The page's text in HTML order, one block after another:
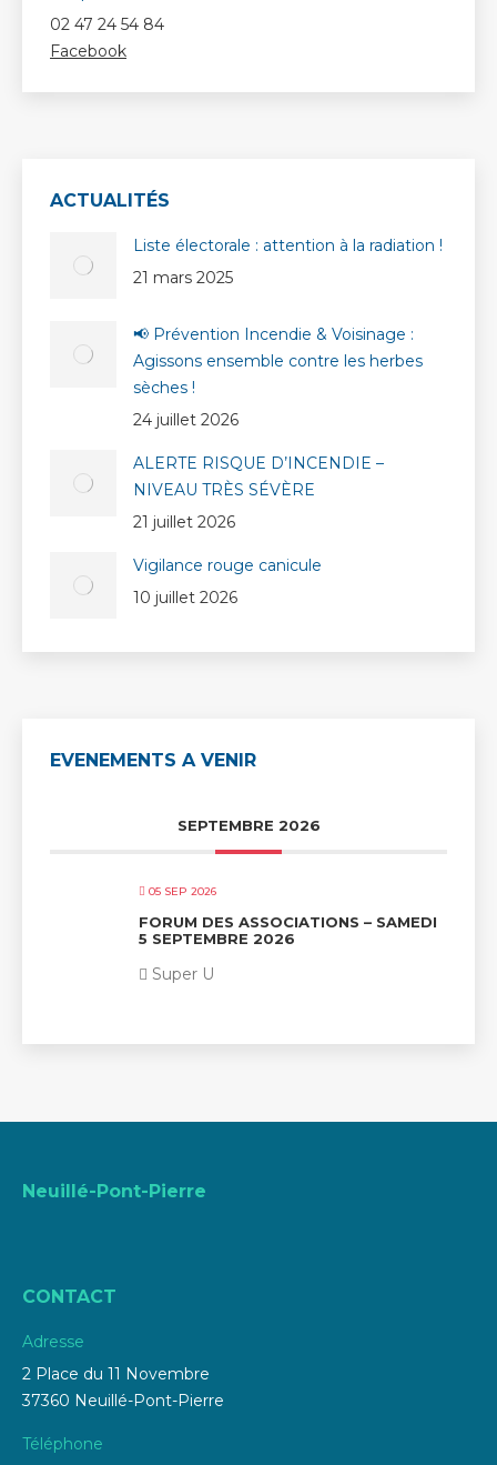
02 47 24 54 84
Facebook
ACTUALITÉS
Liste électorale : attention à la radiation !
21 mars 2025
📢 Prévention Incendie & Voisinage :
Agissons ensemble contre les herbes
sèches !
24 juillet 2026
ALERTE RISQUE D’INCENDIE –
NIVEAU TRÈS SÉVÈRE
21 juillet 2026
Vigilance rouge canicule
10 juillet 2026
EVENEMENTS A VENIR
SEPTEMBRE 2026
05 SEP 2026
FORUM DES ASSOCIATIONS – SAMEDI
5 SEPTEMBRE 2026
Super U
Neuillé-Pont-Pierre
CONTACT
Adresse
2 Place du 11 Novembre
37360 Neuillé-Pont-Pierre
Téléphone